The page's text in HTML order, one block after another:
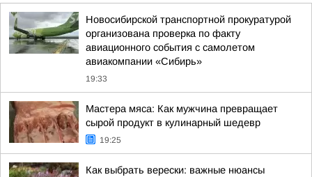
Новосибирской транспортной прокуратурой
организована проверка по факту
авиационного события с самолетом
авиакомпании «Сибирь»
19:33
Мастера мяса: Как мужчина превращает
сырой продукт в кулинарный шедевр
19:25
Как выбрать верески: важные нюансы